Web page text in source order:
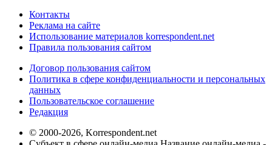
Контакты
Реклама на сайте
Использование материалов korrespondent.net
Правила пользования сайтом
Договор пользования сайтом
Политика в сфере конфиденциальности и персональных
данных
Пользовательское соглашение
Редакция
© 2000-2026, Korrespondent.net